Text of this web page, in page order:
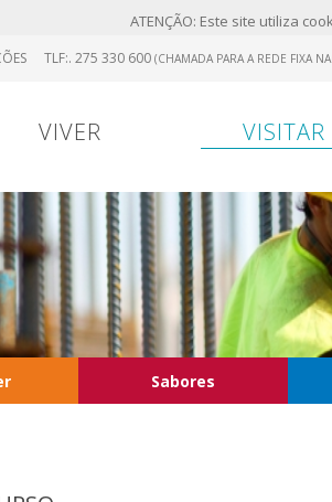
ATENÇÃO: Este site utiliza
TLF:. 275 330 600 (CHAMADA PARA A REDE FIXA
VIVER VISITAR
Sabores